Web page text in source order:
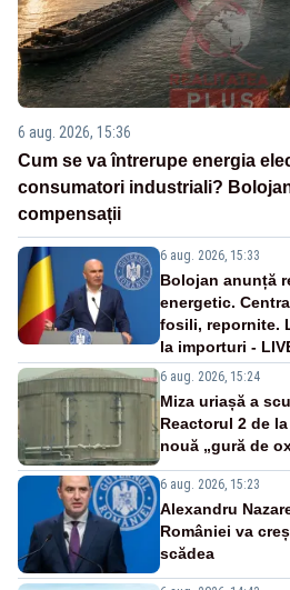
6 aug. 2026, 15:36
Cum se va întrerupe energia
consumatori industriali?
compensații
6 aug. 2026, 15:33
Bolojan anunță
energetic.
fosili, repornite.
la importuri -
6 aug. 2026, 15:24
Miza uriașă a
Reactorul 2 de
nouă „gură de
6 aug. 2026, 15:23
Alexandru
României va
scădea